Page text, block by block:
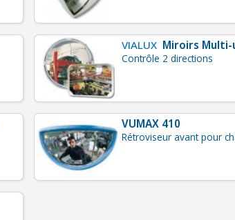
VIALUX Miroirs Multi-
Contrôle 2 directions
VUMAX 410
Rétroviseur avant pour